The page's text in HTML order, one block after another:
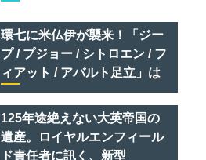
リオ /ベントレー スーパース
ポーツ
環七に米仏伊が襲来！「ジー
プ / プジョー / シトロエン / フ
ィアット / アバルト足立」は
クルマのセレクトショップで
ある
125年途絶えない大英帝国の
遺産。ロイヤルエンフィール
ド責任者に訊く、新型